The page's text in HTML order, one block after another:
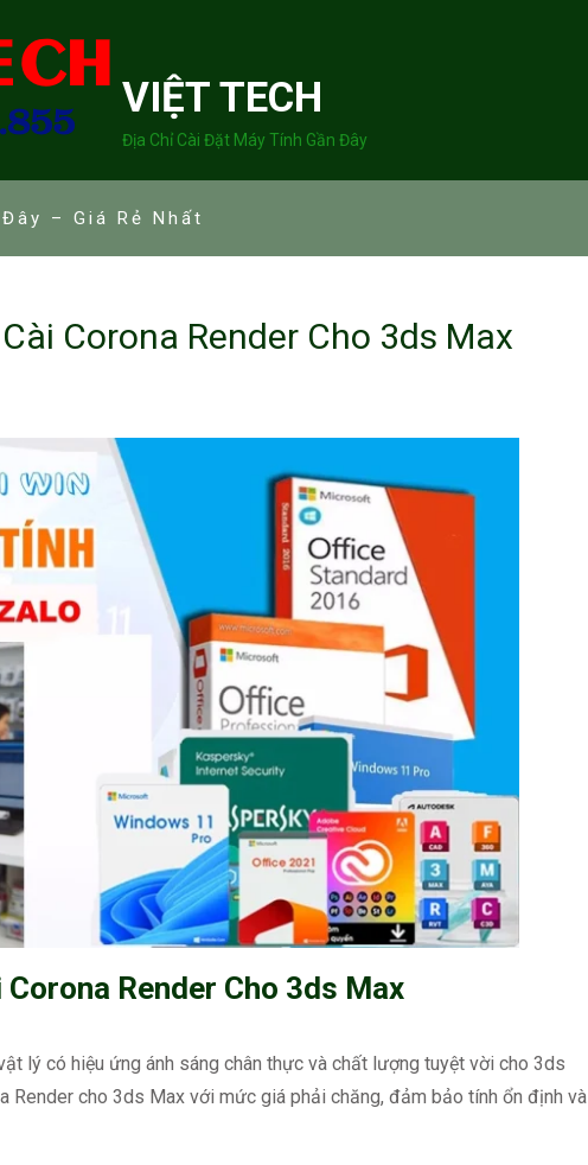
VIỆT TECH
Địa Chỉ Cài Đặt Máy Tính Gần Đây
– Giá Rẻ Nhất
Corona Render Cho 3ds Max
Render Cho 3ds Max
lý có hiệu ứng ánh sáng chân thực và chất lượng tuyệt vời cho 3ds
Render cho 3ds Max với mức giá phải chăng, đảm bảo tính ổn định và